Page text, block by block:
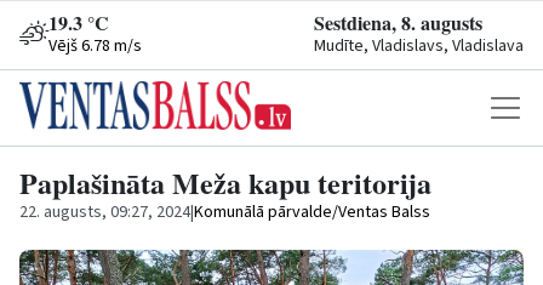
19.3 °C
Vējš 6.78 m/s
Sestdiena, 8. augusts
Mudīte, Vladislavs, Vladislava
Paplašināta Meža kapu teritorija
22. augusts, 09:27, 2024|Komunālā pārvalde/Ventas Balss